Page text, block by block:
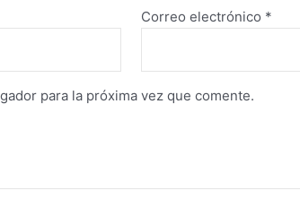
Correo electrónico *
para la próxima vez que comente.